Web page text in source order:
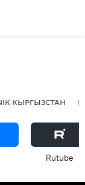
КЫРГЫЗСТАН
Rutube